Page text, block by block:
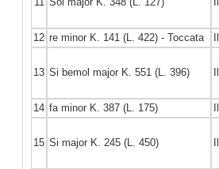
12 re minor K. 141 (L. 422) - Toccata
13 Si bemol major K. 551 (L. 396)
14 fa minor K. 387 (L. 175)
15 Si major K. 245 (L. 450)